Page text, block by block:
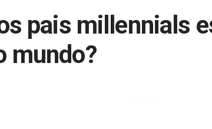
pais millennials
mundo?